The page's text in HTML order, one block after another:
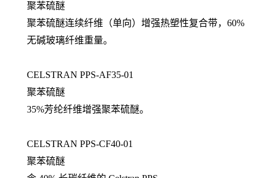
聚苯硫醚
聚苯硫醚连续纤维（单向）增强热塑性复合带，60%
无碱玻璃纤维重量。
CELSTRAN PPS-AF35-01
聚苯硫醚
35%芳纶纤维增强聚苯硫醚。
CELSTRAN PPS-CF40-01
聚苯硫醚